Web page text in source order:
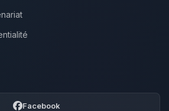
Facebook